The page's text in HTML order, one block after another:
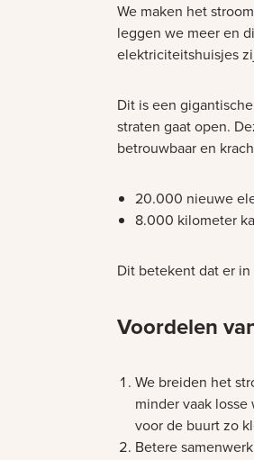
We maken het
leggen we meer en
elektriciteitshuisjes
Dit is een
straten gaat open.
betrouwbaar en
20.000 nieuwe
8.000 kilometer
Dit betekent dat er
Voordelen
We breiden het
minder vaak
voor de buurt zo
Betere